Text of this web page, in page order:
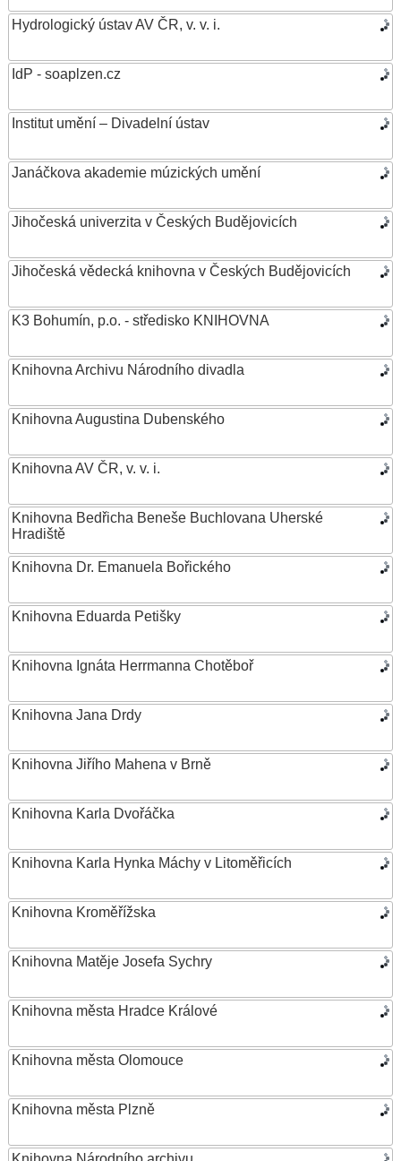
Hydrologický ústav AV ČR, v. v. i.
IdP - soaplzen.cz
Institut umění – Divadelní ústav
Janáčkova akademie múzických umění
Jihočeská univerzita v Českých Budějovicích
Jihočeská vědecká knihovna v Českých Budějovicích
K3 Bohumín, p.o. - středisko KNIHOVNA
Knihovna Archivu Národního divadla
Knihovna Augustina Dubenského
Knihovna AV ČR, v. v. i.
Knihovna Bedřicha Beneše Buchlovana Uherské
Hradiště
Knihovna Dr. Emanuela Bořického
Knihovna Eduarda Petišky
Knihovna Ignáta Herrmanna Chotěboř
Knihovna Jana Drdy
Knihovna Jiřího Mahena v Brně
Knihovna Karla Dvořáčka
Knihovna Karla Hynka Máchy v Litoměřicích
Knihovna Kroměřížska
Knihovna Matěje Josefa Sychry
Knihovna města Hradce Králové
Knihovna města Olomouce
Knihovna města Plzně